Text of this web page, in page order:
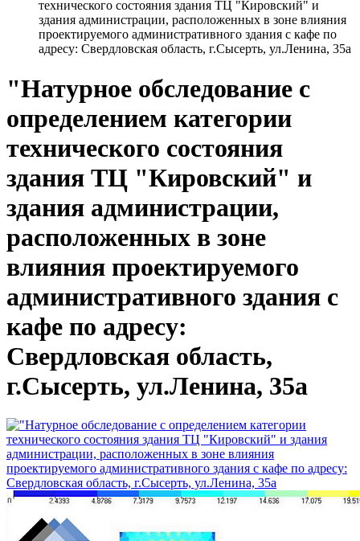
технического состояния здания ТЦ "Кировский" и
здания администрации, расположенных в зоне влияния
проектируемого административного здания с кафе по
адресу: Свердловская область, г.Сысерть, ул.Ленина, 35а
"Натурное обследование с
определением категории
технического состояния
здания ТЦ "Кировский" и
здания администрации,
расположенных в зоне
влияния проектируемого
административного здания с
кафе по адресу:
Свердловская область,
г.Сысерть, ул.Ленина, 35а